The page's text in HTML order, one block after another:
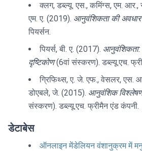
क्लग, डब्ल्यू. एस., कमिंग्स, एम. आर.,
एम. ए. (2019). आनुवंशिकता की
पियर्सन.
पियर्स, बी. ए. (2017). आनुवंशिकता:
दृष्टिकोण(6वां संस्करण). डब्ल्यू.एच.
ग्रिफिथ्स, ए. जे. एफ., वेसलर, एस.
डोएबले, जे. (2015). आनुवंशिक
संस्करण). डब्ल्यू.एच. फ्रीमैन एंड कंपनी.
डेटाबेस
ऑनलाइन मेंडेलियन वंशानुक्रम में